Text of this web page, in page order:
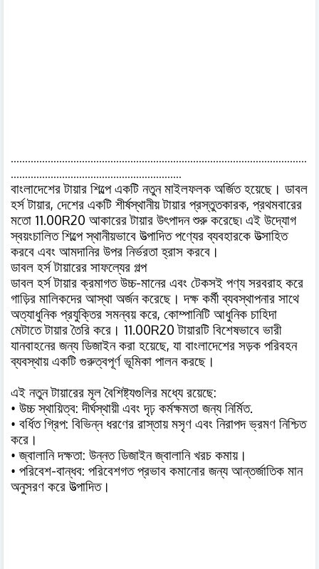
........................................................................................................
............................................................
বাংলাদেশের টায়ার শিল্পে একটি নতুন মাইলফলক অর্জিত হয়েছে । ডাবল
হর্স টায়ার, দেশের একটি শীর্ষস্থানীয় টায়ার প্রস্তুতকারক, প্রথমবারের
মতো 11.00R20 আকারের টায়ার উৎপাদন শুরু করেছে৷ এই উদ্যোগ
স্বয়ংচালিত শিল্পে স্থানীয়ভাবে উত্পাদিত পণ্যের ব্যবহারকে উত্সাহিত
করবে এবং আমদানির উপর নির্ভরতা হ্রাস করবে ।
ডাবল হর্স টায়ারের সাফল্যের গল্প
ডাবল হর্স টায়ার ক্রমাগত উচ্চ-মানের এবং টেকসই পণ্য সরবরাহ করে
গাড়ির মালিকদের আস্থা অর্জন করেছে । দক্ষ কর্মী ব্যবস্থাপনার সাথে
অত্যাধুনিক প্রযুক্তির সমন্বয় করে, কোম্পানিটি আধুনিক চাহিদা
মেটাতে টায়ার তৈরি করে । 11.00R20টায়ারটি বিশেষভাবে ভারী
যানবাহনের জন্য ডিজাইন করা হয়েছে, যা বাংলাদেশের সড়ক পরিবহন
ব্যবস্থায় একটি গুরুত্বপূর্ণ ভূমিকা পালন করছে ।
এই নতুন টায়ারের মূল বৈশিষ্ট্যগুলির মধ্যে রয়েছে:
• উচ্চ স্থায়িত্ব:দীর্ঘস্থায়ী এবং দৃঢ় কর্মক্ষমতা জন্য নির্মিত.
• বর্ধিত গ্রিপ: বিভিন্ন ধরণের রাস্তায় মসৃণ এবং নিরাপদ ভ্রমণ নিশ্চিত
করে ।
• জ্বালানি দক্ষতা: উন্নত ডিজাইন জ্বালানি খরচ কমায়।
• পরিবেশ-বান্ধব: পরিবেশগত প্রভাব কমানোর জন্য আন্তর্জাতিক মান
অনুসরণ করে উত্পাদিত।